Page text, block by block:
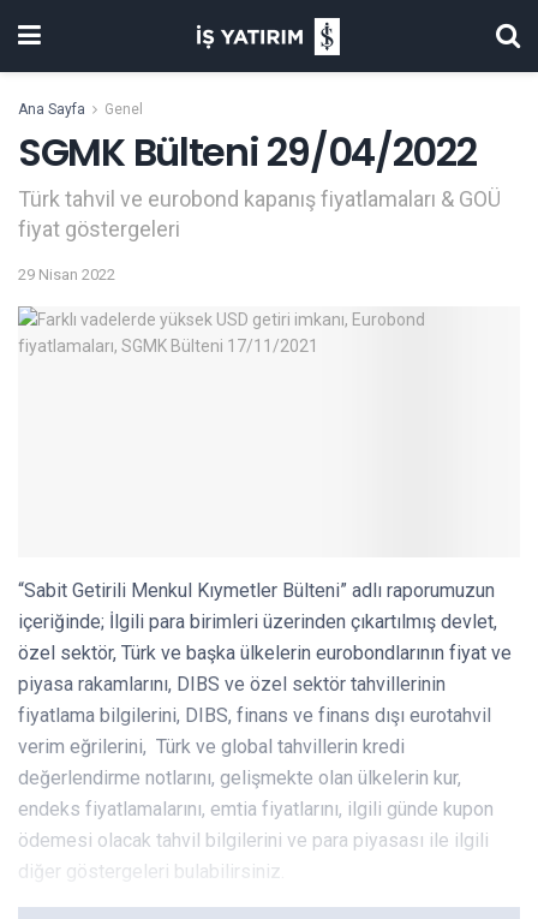
Ana Sayfa Genel
SGMK Bülteni 29/04/2022
Türk tahvil ve eurobond kapanış fiyatlamaları & GOÜ
fiyat göstergeleri
29 Nisan 2022
“Sabit Getirili Menkul Kıymetler Bülteni” adlı raporumuzun
içeriğinde; İlgili para birimleri üzerinden çıkartılmış devlet,
özel sektör, Türk ve başka ülkelerin eurobondlarının fiyat ve
piyasa rakamlarını, DIBS ve özel sektör tahvillerinin
fiyatlama bilgilerini, DIBS, finans ve finans dışı eurotahvil
verim eğrilerini, Türk ve global tahvillerin kredi
değerlendirme notlarını, gelişmekte olan ülkelerin kur,
endeks fiyatlamalarını, emtia fiyatlarını, ilgili günde kupon
ödemesi olacak tahvil bilgilerini ve para piyasası ile ilgili
diğer göstergeleri bulabilirsiniz.